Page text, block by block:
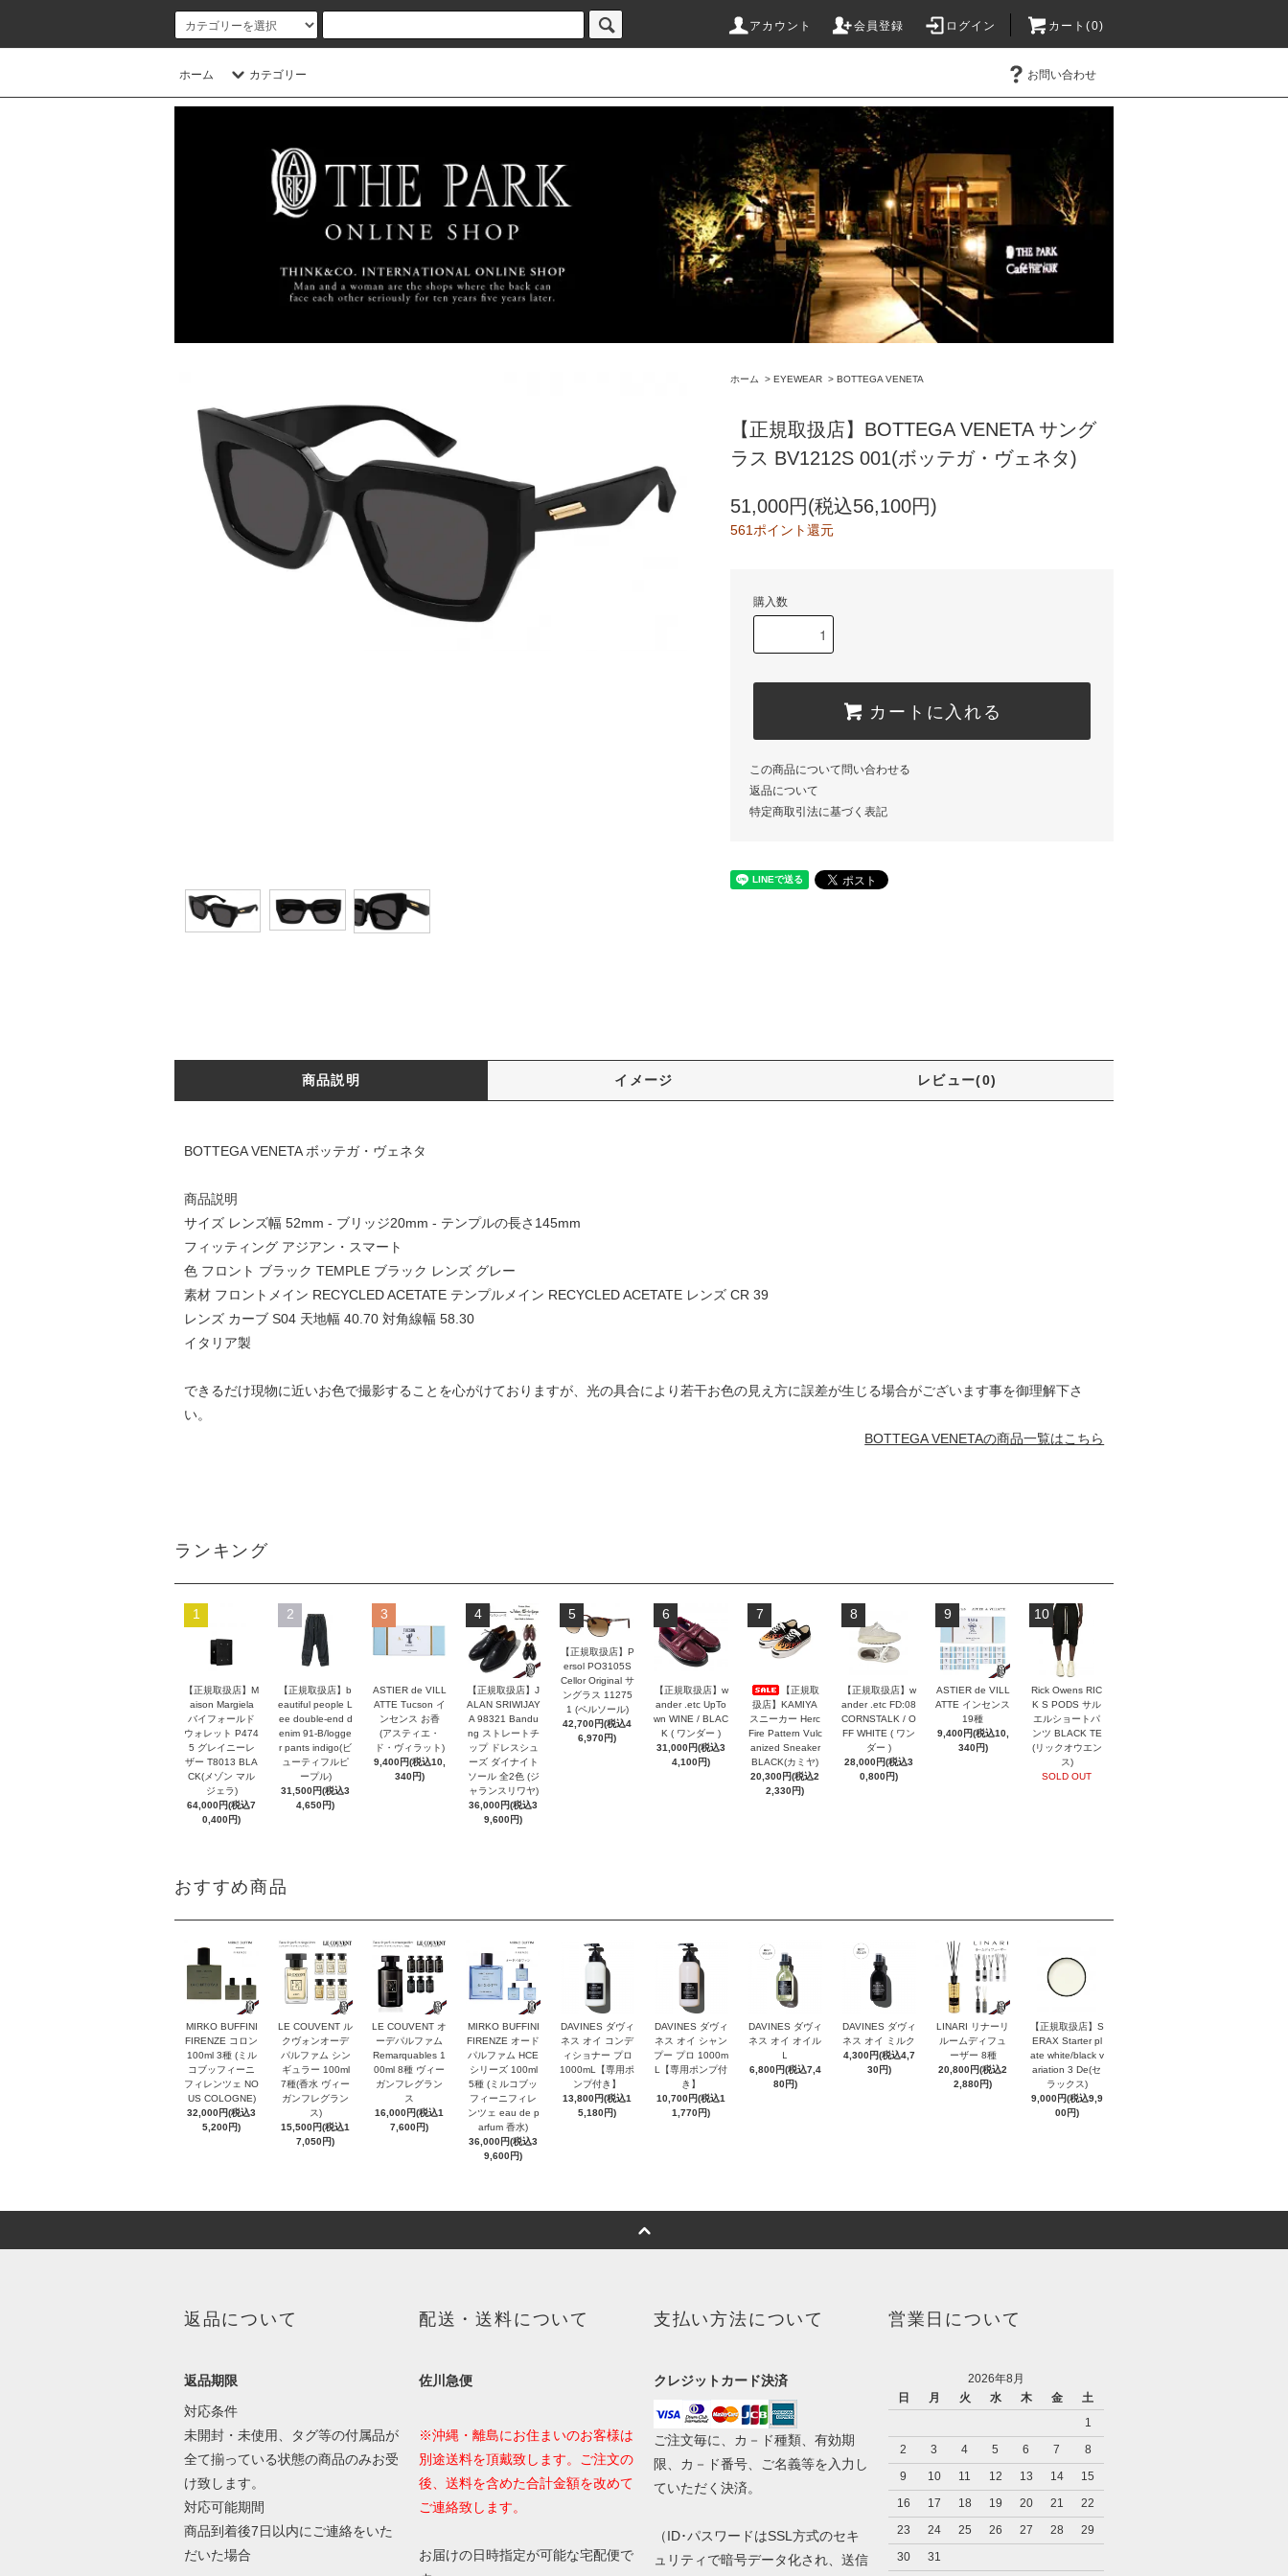
アカウント 会員登録 ログイン カート(0)
ホーム カテゴリー お問い合わせ
ホーム > EYEWEAR > BOTTEGA VENETA
【正規取扱店】BOTTEGA VENETA サング
ラス BV1212S 001(ボッテガ・ヴェネタ)
51,000円(税込56,100円)
561ポイント還元
購入数
カートに入れる
この商品について問い合わせる
返品について
特定商取引法に基づく表記
商品説明 イメージ レビュー(0)
BOTTEGA VENETA ボッテガ・ヴェネタ
商品説明
サイズ レンズ幅 52mm - ブリッジ20mm - テンプルの長さ145mm
フィッティング アジアン・スマート
色 フロント ブラック TEMPLE ブラック レンズ グレー
素材 フロントメイン RECYCLED ACETATE テンプルメイン RECYCLED ACETATE レンズ CR 39
レンズ カーブ S04 天地幅 40.70 対角線幅 58.30
イタリア製
できるだけ現物に近いお色で撮影することを心がけておりますが、光の具合により若干お色の見え方に誤差が生じる場合がございます事を御理解下さ
い。
BOTTEGA VENETAの商品一覧はこちら
ランキング
1
【正規取扱店】M
aison Margiela
バイフォールド
ウォレット P474
5 グレイニーレ
ザー T8013 BLA
CK(メゾン マル
ジェラ)
64,000円(税込7
0,400円)
2
【正規取扱店】b
eautiful people L
ee double-end d
enim 91-B/logge
r pants indigo(ビ
ューティフルピ
ープル)
31,500円(税込3
4,650円)
3
ASTIER de VILL
ATTE Tucson イ
ンセンス お香
(アスティエ・
ド・ヴィラット)
9,400円(税込10,
340円)
4
【正規取扱店】J
ALAN SRIWIJAY
A 98321 Bandu
ng ストレートチ
ップ ドレスシュ
ーズ ダイナイト
ソール 全2色 (ジ
ャランスリワヤ)
36,000円(税込3
9,600円)
5
【正規取扱店】P
ersol PO3105S
Cellor Original サ
ングラス 11275
1 (ペルソール)
42,700円(税込4
6,970円)
6
【正規取扱店】w
ander .etc UpTo
wn WINE / BLAC
K ( ワンダー )
31,000円(税込3
4,100円)
7
【正規取
扱店】KAMIYA
スニーカー Herc
Fire Pattern Vulc
anized Sneaker
BLACK(カミヤ)
20,300円(税込2
2,330円)
8
【正規取扱店】w
ander .etc FD:08
CORNSTALK / O
FF WHITE ( ワン
ダー )
28,000円(税込3
0,800円)
9
ASTIER de VILL
ATTE インセンス
19種
9,400円(税込10,
340円)
10
Rick Owens RIC
K S PODS サル
エルショートパ
ンツ BLACK TE
(リックオウエン
ス)
SOLD OUT
おすすめ商品
MIRKO BUFFINI
FIRENZE コロン
100ml 3種 (ミル
コブッフィーニ
フィレンツェ NO
US COLOGNE)
32,000円(税込3
5,200円)
LE COUVENT ル
クヴォンオーデ
パルファム シン
ギュラー 100ml
7種(香水 ヴィー
ガンフレグラン
ス)
15,500円(税込1
7,050円)
LE COUVENT オ
ーデパルファム
Remarquables 1
00ml 8種 ヴィー
ガンフレグラン
ス
16,000円(税込1
7,600円)
MIRKO BUFFINI
FIRENZE オード
パルファム HCE
シリーズ 100ml
5種 (ミルコブッ
フィーニフィレ
ンツェ eau de p
arfum 香水)
36,000円(税込3
9,600円)
DAVINES ダヴィ
ネス オイ コンデ
ィショナー プロ
1000mL【専用ポ
ンプ付き】
13,800円(税込1
5,180円)
DAVINES ダヴィ
ネス オイ シャン
プー プロ 1000m
L【専用ポンプ付
き】
10,700円(税込1
1,770円)
DAVINES ダヴィ
ネス オイ オイル
Ｌ
6,800円(税込7,4
80円)
DAVINES ダヴィ
ネス オイ ミルク
4,300円(税込4,7
30円)
LINARI リナーリ
ルームディフュ
ーザー 8種
20,800円(税込2
2,880円)
【正規取扱店】S
ERAX Starter pl
ate white/black v
ariation 3 De(セ
ラックス)
9,000円(税込9,9
00円)
返品について
返品期限
対応条件
未開封・未使用、タグ等の付属品が
全て揃っている状態の商品のみお受
け致します。
対応可能期間
商品到着後7日以内にご連絡をいた
だいた場合
配送・送料について
佐川急便
※沖縄・離島にお住まいのお客様は
別途送料を頂戴致します。ご注文の
後、送料を含めた合計金額を改めて
ご連絡致します。
お届けの日時指定が可能な宅配便で
支払い方法について
クレジットカード決済
ご注文毎に、カ－ド種類、有効期
限、カ－ド番号、ご名義等を入力し
ていただく決済。
（ID･パスワードはSSL方式のセキ
ュリティで暗号データ化され、送信
営業日について
2026年8月
日
月 火 水 木 金
土
1
2
3 4 5 6 7
8
9
10 11 12 13 14
15
16
17 18 19 20 21
22
23
24 25 26 27 28
29
30
31